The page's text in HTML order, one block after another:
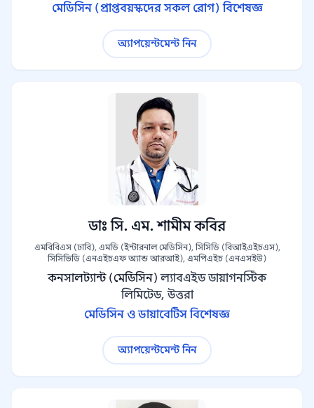
মেডিসিন (প্রাপ্তবয়স্কদের সকল রোগ) বিশেষজ্ঞ
অ্যাপয়েন্টমেন্ট নিন
ডাঃ সি. এম. শামীম কবির
এমবিবিএস (ঢাবি), এমডি (ইন্টারনাল মেডিসিন), সিসিডি (বিআইএইচএস),
সিসিভিডি (এনএইচএফ অ্যান্ড আরআই), এমপিএইচ (এনএসইউ)
কনসালট্যান্ট (মেডিসিন) ল্যাবএইড ডায়াগনস্টিক
লিমিটেড, উত্তরা
মেডিসিন ও ডায়াবেটিস বিশেষজ্ঞ
অ্যাপয়েন্টমেন্ট নিন